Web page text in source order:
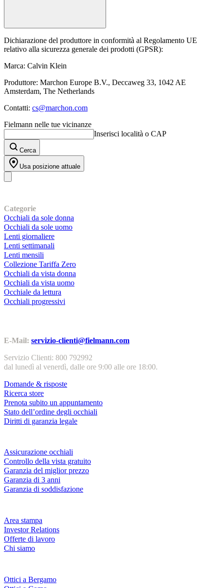
Dichiarazione del produttore in conformità al Regolamento UE
relativo alla sicurezza generale dei prodotti (GPSR):
Marca: Calvin Klein
Produttore: Marchon Europe B.V., Deccaweg 33, 1042 AE
Amsterdam, The Netherlands
Contatti: cs@marchon.com
Fielmann nelle tue vicinanze
Inserisci località o CAP
Cerca
Usa posizione attuale
Categorie
Occhiali da sole donna
Occhiali da sole uomo
Lenti giornaliere
Lenti settimanali
Lenti mensili
Collezione Tariffa Zero
Occhiali da vista donna
Occhiali da vista uomo
Occhiale da lettura
Occhiali progressivi
E-Mail: servizio-clienti@fielmann.com
Servizio Clienti: 800 792992
dal lunedì al venerdì, dalle ore 9:00 alle ore 18:00.
Domande & risposte
Ricerca store
Prenota subito un appuntamento
Stato dell’ordine degli occhiali
Diritti di garanzia legale
Assicurazione occhiali
Controllo della vista gratuito
Garanzia del miglior prezzo
Garanzia di 3 anni
Garanzia di soddisfazione
Area stampa
Investor Relations
Offerte di lavoro
Chi siamo
Ottici a Bergamo